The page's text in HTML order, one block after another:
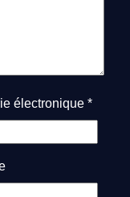
électronique *